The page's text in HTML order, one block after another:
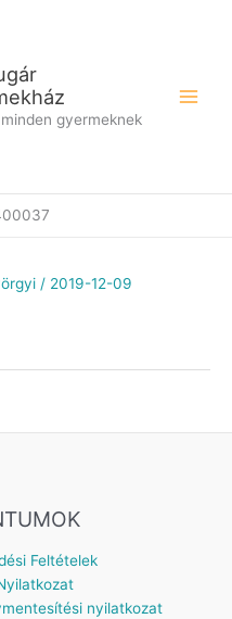
gyermeknek
/ 2019-12-09
Feltételek
nyilatkozat